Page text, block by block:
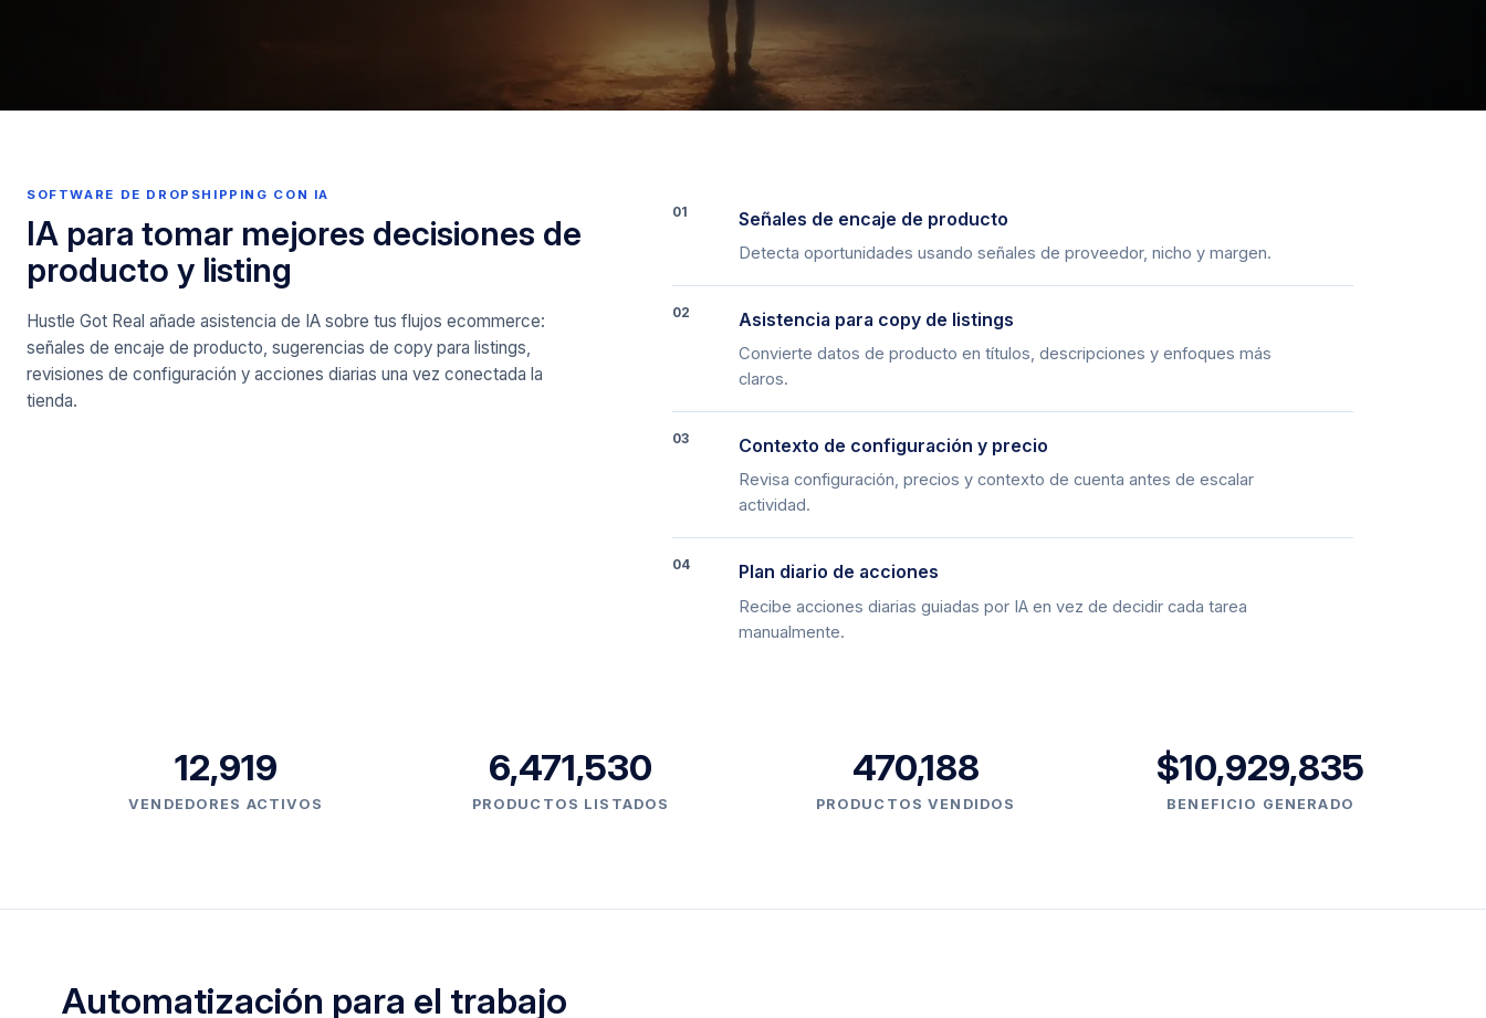
SOFTWARE DE DROPSHIPPING CON IA
IA para tomar mejores decisiones de
producto y listing
Hustle Got Real añade asistencia de IA sobre tus flujos ecommerce:
señales de encaje de producto, sugerencias de copy para listings,
revisiones de configuración y acciones diarias una vez conectada la
tienda.
01 Señales de encaje de producto
Detecta oportunidades usando señales de proveedor, nicho y margen.
02 Asistencia para copy de listings
Convierte datos de producto en títulos, descripciones y enfoques más
claros.
03 Contexto de configuración y precio
Revisa configuración, precios y contexto de cuenta antes de escalar
actividad.
04 Plan diario de acciones
Recibe acciones diarias guiadas por IA en vez de decidir cada tarea
manualmente.
12,919
VENDEDORES ACTIVOS
6,471,530
PRODUCTOS LISTADOS
470,188
PRODUCTOS VENDIDOS
$10,929,835
BENEFICIO GENERADO
Automatización para el trabajo